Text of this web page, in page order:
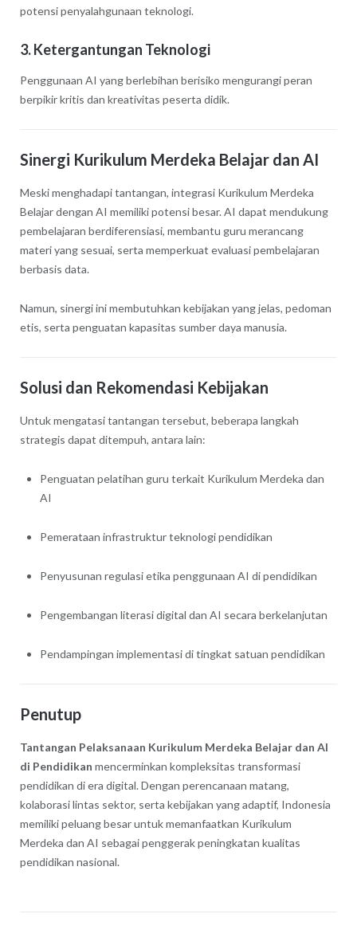
potensi penyalahgunaan teknologi.
3. Ketergantungan Teknologi
Penggunaan AI yang berlebihan berisiko mengurangi peran
berpikir kritis dan kreativitas peserta didik.
Sinergi Kurikulum Merdeka Belajar dan AI
Meski menghadapi tantangan, integrasi Kurikulum Merdeka
Belajar dengan AI memiliki potensi besar. AI dapat mendukung
pembelajaran berdiferensiasi, membantu guru merancang
materi yang sesuai, serta memperkuat evaluasi pembelajaran
berbasis data.
Namun, sinergi ini membutuhkan kebijakan yang jelas, pedoman
etis, serta penguatan kapasitas sumber daya manusia.
Solusi dan Rekomendasi Kebijakan
Untuk mengatasi tantangan tersebut, beberapa langkah
strategis dapat ditempuh, antara lain:
Penguatan pelatihan guru terkait Kurikulum Merdeka dan
AI
Pemerataan infrastruktur teknologi pendidikan
Penyusunan regulasi etika penggunaan AI di pendidikan
Pengembangan literasi digital dan AI secara berkelanjutan
Pendampingan implementasi di tingkat satuan pendidikan
Penutup
Tantangan Pelaksanaan Kurikulum Merdeka Belajar dan AI
di Pendidikan mencerminkan kompleksitas transformasi
pendidikan di era digital. Dengan perencanaan matang,
kolaborasi lintas sektor, serta kebijakan yang adaptif, Indonesia
memiliki peluang besar untuk memanfaatkan Kurikulum
Merdeka dan AI sebagai penggerak peningkatan kualitas
pendidikan nasional.